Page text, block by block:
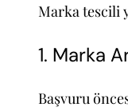
Marka tescili
1. Marka
Başvuru